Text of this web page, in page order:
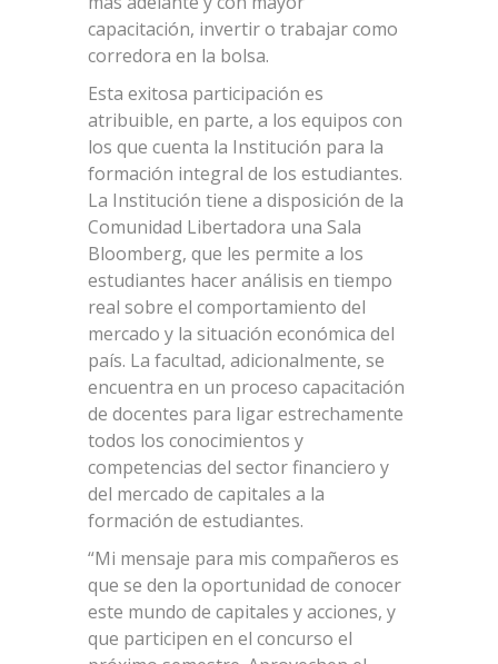
capacitación, invertir o trabajar como
corredora en la bolsa.
Esta exitosa participación es
atribuible, en parte, a los equipos con
los que cuenta la Institución para la
formación integral de los estudiantes.
La Institución tiene a disposición de la
Comunidad Libertadora una Sala
Bloomberg, que les permite a los
estudiantes hacer análisis en tiempo
real sobre el comportamiento del
mercado y la situación económica del
país. La facultad, adicionalmente, se
encuentra en un proceso capacitación
de docentes para ligar estrechamente
todos los conocimientos y
competencias del sector financiero y
del mercado de capitales a la
formación de estudiantes.
“Mi mensaje para mis compañeros es
que se den la oportunidad de conocer
este mundo de capitales y acciones, y
que participen en el concurso el